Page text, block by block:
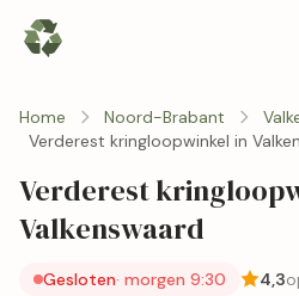
Home Noord-Brabant
Verderest kringloopwinkel in
Verderest
Valkenswaard
Gesloten· morgen 9:30 4,3